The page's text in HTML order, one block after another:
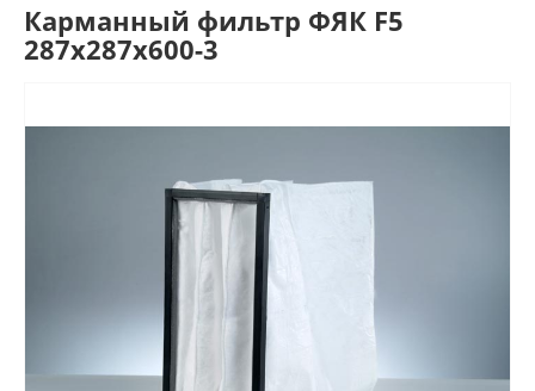
Карманный фильтр ФЯК F5
287х287х600-3